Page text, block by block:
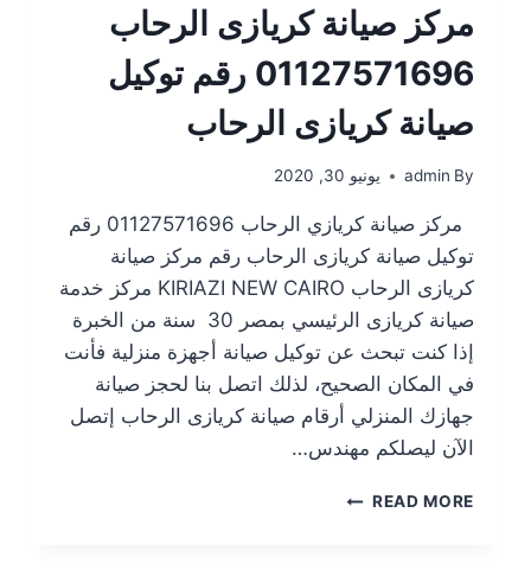
مركز صيانة كريازى الرحاب
01127571696 رقم توكيل
صيانة كريازى الرحاب
By
admin يونيو 30, 2020
مركز صيانة كريازي الرحاب 01127571696 رقم
توكيل صيانة كريازى الرحاب رقم مركز صيانة
كريازى الرحاب KIRIAZI NEW CAIRO مركز خدمة
صيانة كريازى الرئيسي بمصر 30 سنة من الخبرة
إذا كنت تبحث عن توكيل صيانة أجهزة منزلية فأنت
في المكان الصحيح، لذلك اتصل بنا لحجز صيانة
جهازك المنزلي أرقام صيانة كريازى الرحاب إتصل
الآن ليصلكم مهندس…
READ MORE